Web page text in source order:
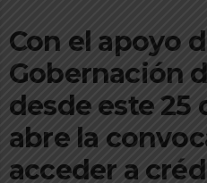
Con el apoyo
Gobernación
desde este 25
abre la
acceder a